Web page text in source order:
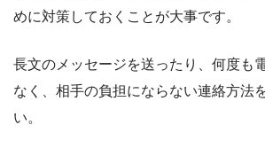
めに対策しておくことが大事です。
長文のメッセージを送ったり、何度も
なく、相手の負担にならない連絡方法
い。